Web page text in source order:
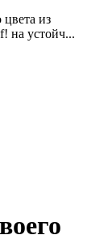
из
на устойч...